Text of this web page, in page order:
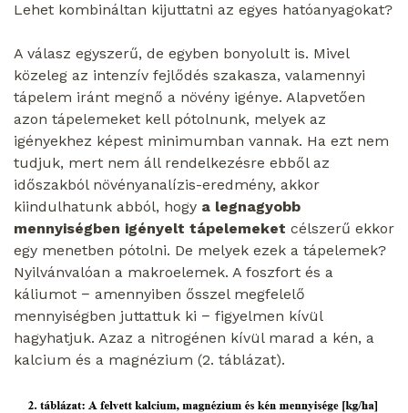
Lehet kombináltan kijuttatni az egyes hatóanyagokat?
A válasz egyszerű, de egyben bonyolult is. Mivel
közeleg az intenzív fejlődés szakasza, valamennyi
tápelem iránt megnő a növény igénye. Alapvetően
azon tápelemeket kell pótolnunk, melyek az
igényekhez képest minimumban vannak. Ha ezt nem
tudjuk, mert nem áll rendelkezésre ebből az
időszakból növényanalízis-eredmény, akkor
kiindulhatunk abból, hogy a legnagyobb
mennyiségben igényelt tápelemeket célszerű ekkor
egy menetben pótolni. De melyek ezek a tápelemek?
Nyilvánvalóan a makroelemek. A foszfort és a
káliumot − amennyiben ősszel megfelelő
mennyiségben juttattuk ki − figyelmen kívül
hagyhatjuk. Azaz a nitrogénen kívül marad a kén, a
kalcium és a magnézium (2. táblázat).